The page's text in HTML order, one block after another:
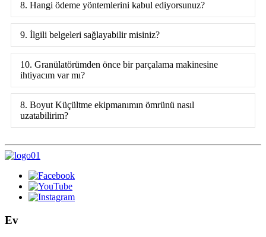
8. Hangi ödeme yöntemlerini kabul ediyorsunuz?
9. İlgili belgeleri sağlayabilir misiniz?
10. Granülatörümden önce bir parçalama makinesine
ihtiyacım var mı?
8. Boyut Küçültme ekipmanımın ömrünü nasıl
uzatabilirim?
Ev